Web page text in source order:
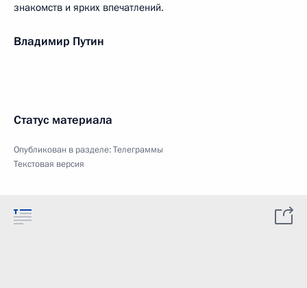
знакомств и ярких впечатлений.
Владимир Путин
Статус материала
Опубликован в разделе:Телеграммы
Текстовая версия